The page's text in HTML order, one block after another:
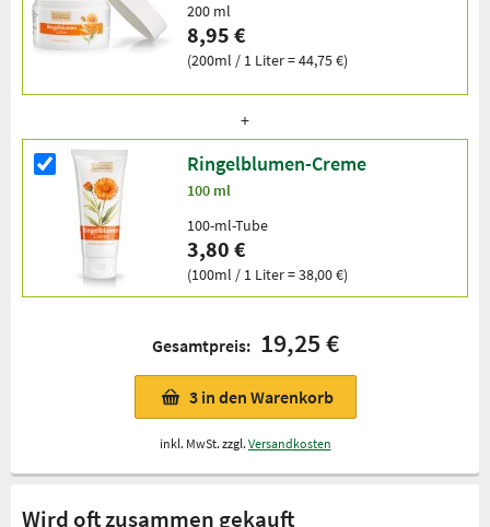
200 ml
8,95 €
(200ml / 1 Liter = 44,75 €)
Ringelblumen-Creme
100 ml
100-ml-Tube
3,80 €
(100ml / 1 Liter = 38,00 €)
Gesamtpreis: 19,25 €
3 in den Warenkorb
inkl. MwSt. zzgl. Versandkosten
Wird oft zusammen gekauft